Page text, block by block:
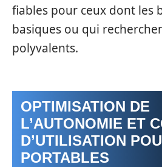
fiables pour ceux dont les
basiques ou qui
polyvalents.
OPTIMISATION DE
L’AUTONOMIE ET
D’UTILISATION
PORTABLES